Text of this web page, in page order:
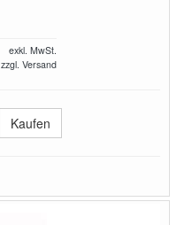
exkl. MwSt.
zzgl. Versand